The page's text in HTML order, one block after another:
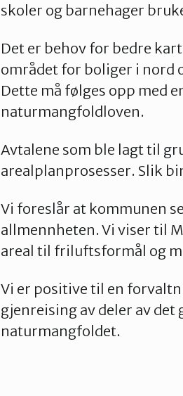
skoler og barnehager
Det er behov for bedre
området for boliger i nord
Dette må følges opp med
naturmangfoldloven.
Avtalene som ble lagt til
arealplanprosesser. Slik
Vi foreslår at kommunen
allmennheten. Vi viser til
areal til friluftsformål og
Vi er positive til en
gjenreising av deler av det
naturmangfoldet.